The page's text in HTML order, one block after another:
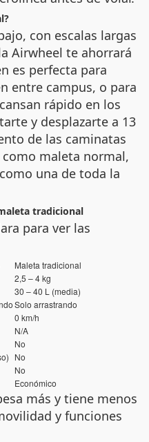
con escalas largas
Airwheel te ahorrará
es perfecta para
entre campus, o para
rápido en los
y desplazarte a 13
de las caminatas
maleta normal,
una de toda la
tradicional
para ver las
Maleta tradicional
2,5 – 4 kg
30 – 40 L (media)
Solo arrastrando
0 km/h
N/A
No
No
No
Económico
más y tiene menos
y funciones